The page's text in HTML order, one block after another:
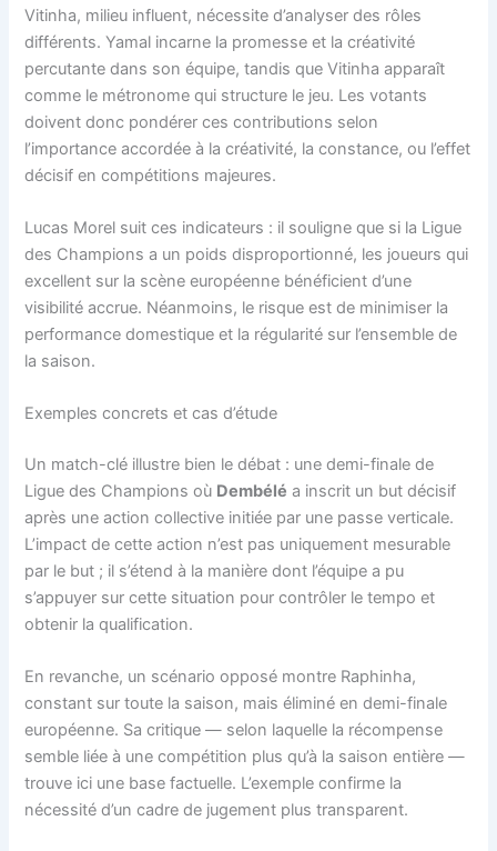
Vitinha, milieu influent, nécessite d’analyser des rôles
différents. Yamal incarne la promesse et la créativité
percutante dans son équipe, tandis que Vitinha apparaît
comme le métronome qui structure le jeu. Les votants
doivent donc pondérer ces contributions selon
l’importance accordée à la créativité, la constance, ou l’effet
décisif en compétitions majeures.
Lucas Morel suit ces indicateurs : il souligne que si la Ligue
des Champions a un poids disproportionné, les joueurs qui
excellent sur la scène européenne bénéficient d’une
visibilité accrue. Néanmoins, le risque est de minimiser la
performance domestique et la régularité sur l’ensemble de
la saison.
Exemples concrets et cas d’étude
Un match-clé illustre bien le débat : une demi-finale de
Ligue des Champions où Dembélé a inscrit un but décisif
après une action collective initiée par une passe verticale.
L’impact de cette action n’est pas uniquement mesurable
par le but ; il s’étend à la manière dont l’équipe a pu
s’appuyer sur cette situation pour contrôler le tempo et
obtenir la qualification.
En revanche, un scénario opposé montre Raphinha,
constant sur toute la saison, mais éliminé en demi-finale
européenne. Sa critique — selon laquelle la récompense
semble liée à une compétition plus qu’à la saison entière —
trouve ici une base factuelle. L’exemple confirme la
nécessité d’un cadre de jugement plus transparent.